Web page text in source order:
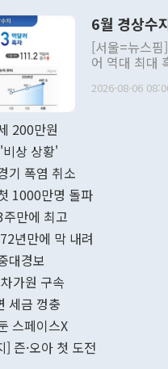
주의적 희망
관의 대북 정
관 부처 장관
관의 무리한
다. [정동영 통일부 장관이 지난달 23일 오후 서울 종로구 정부서울청사에
무너졌다고도
함께 4자 대
"우리의 선의
6월 경상수
[서울=뉴스핌
어 역대 최대
료=한국은행] 한국은행이 6일 발표한 '2026년 6월 국제수지(잠정)'에 따르
며 월간 기준
196.9% 급증
수출은
기록했지만
로 전환됐다.
2026-08-06
200만원
상 상황'
기 폭염 취소
1000만명 돌파
만에 최고
년만에 막 내려
대경보
가원 구속
세금 껑충
스페이스X
즌·오아 첫 도전